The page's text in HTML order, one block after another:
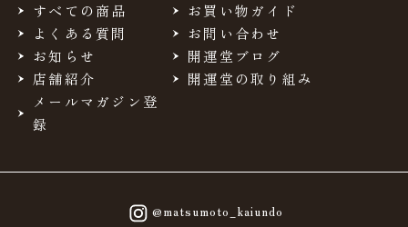
すべての商品
お買い物ガイド
よくある質問
お問い合わせ
お知らせ
開運堂ブログ
店舗紹介
開運堂の取り組み
メールマガジン登
録
@matsumoto_kaiundo